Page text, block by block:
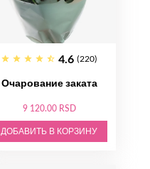
4.6 (220)
Очарование заката
9 120.00 RSD
ДОБАВИТЬ В КОРЗИНУ